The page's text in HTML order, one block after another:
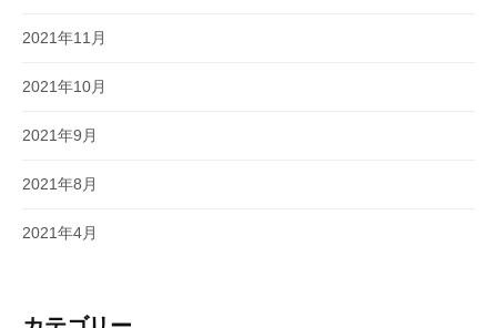
2021年11月
2021年10月
2021年9月
2021年8月
2021年4月